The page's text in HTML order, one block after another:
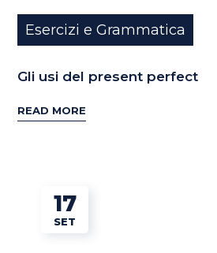
Esercizi e Grammatica
Gli usi del present perfect
READ MORE
17
SET